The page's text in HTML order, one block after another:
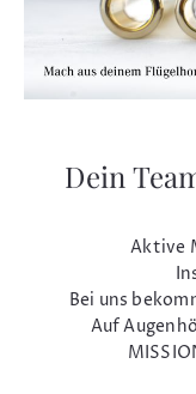
Dein
Aktive
Bei uns
Auf